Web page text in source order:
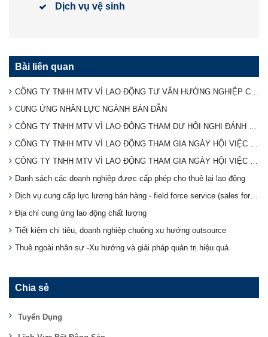
Dịch vụ vệ sinh
Bài liên quan
CUNG ỨNG NHÂN LỰC NGÀNH BÁN DẪN
Danh sách các doanh nghiệp được cấp phép cho thuê lại lao động
Địa chỉ cung ứng lao động chất lượng
Tiết kiệm chi tiêu, doanh nghiệp chuộng xu hướng outsource
Thuê ngoài nhân sự -Xu hướng và giải pháp quản trị hiệu quả
Chia sẻ
Tuyển Dụng